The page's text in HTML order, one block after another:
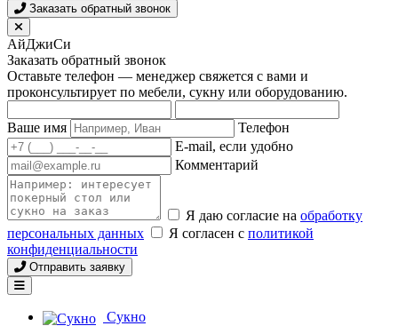
Заказать обратный звонок
АйДжиСи
Заказать обратный звонок
Оставьте телефон — менеджер свяжется с вами и
проконсультирует по мебели, сукну или оборудованию.
Ваше имя
Телефон
E-mail, если удобно
Комментарий
Я даю согласие на обработку
персональных данных
Я согласен с политикой
конфиденциальности
Отправить заявку
Сукно